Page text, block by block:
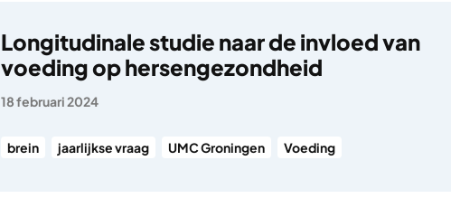
Longitudinale studie naar de invloed van
voeding op hersengezondheid
18 februari 2024
brein jaarlijkse vraag UMC Groningen Voeding